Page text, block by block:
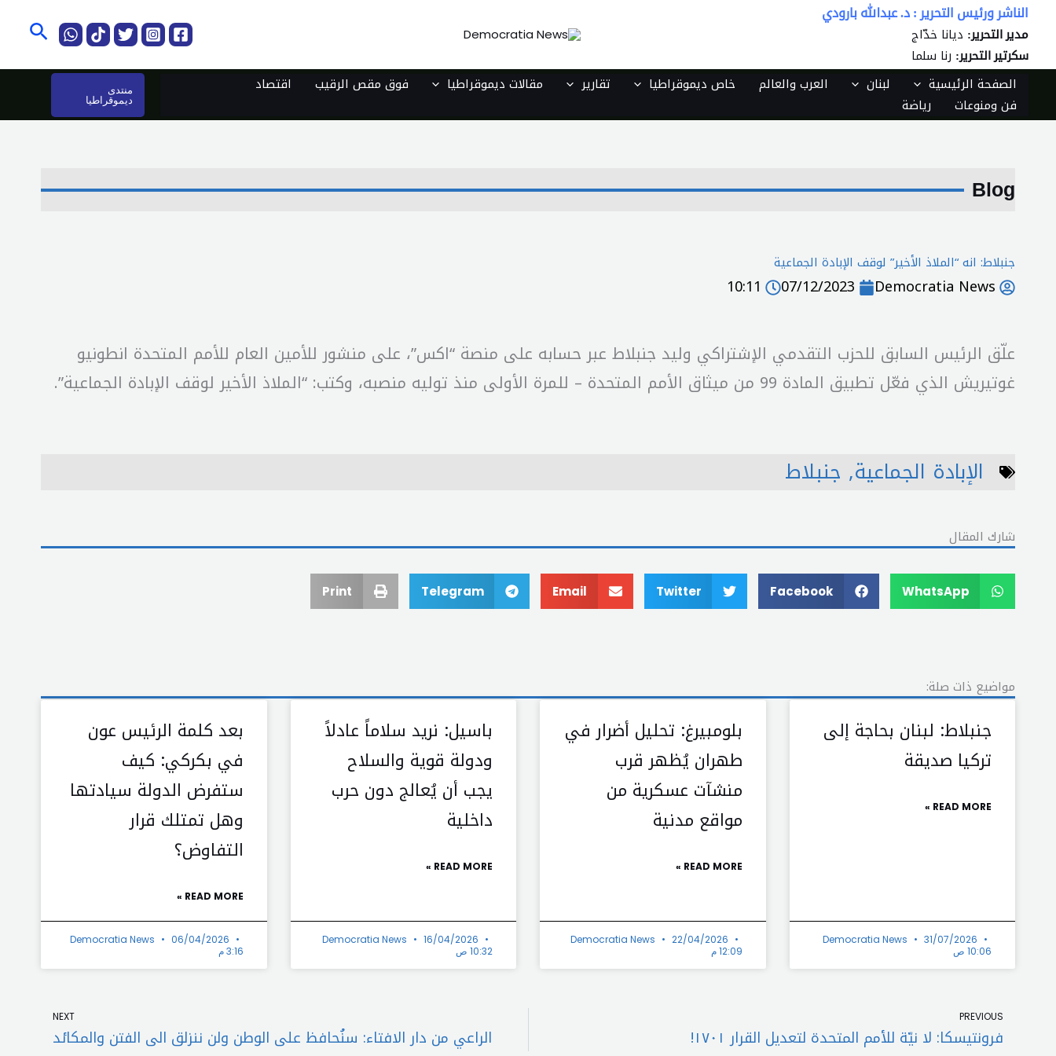
تخطي
المحتوى
الناشر ورئيس التحرير : د. عبدالله بارودي
مدير التحرير: ديانا خدّاج
سكرتير التحرير: رنا سلما
الصفحة الرئيسية لبنان العرب والعالم خاص ديموقراطيا تقارير مقالات ديموقراطيا فوق مقص الرقيب
اقتصاد
فن ومنوعات
رياضة
منتدى
ديموقراطيا
Blog
جنبلاط: انه “الملاذ الأخير” لوقف الإبادة الجماعية
Democratia News
07/12/2023
10:11
علّق الرئيس السابق للحزب التقدمي الإشتراكي وليد جنبلاط ‏عبر حسابه على منصة “اكس”، على منشور للأمين العام ‏للأمم المتحدة انطونيو
غوتيريش الذي فعّل تطبيق المادة 99 ‏من ميثاق الأمم المتحدة – للمرة الأولى منذ توليه منصبه، ‏وكتب: “الملاذ الأخير لوقف الإبادة الجماعية”.‏
الإبادة الجماعية, جنبلاط
شارك المقال
WhatsApp
Facebook
Twitter
Email
Telegram
Print
مواضيع ذات صلة:
جنبلاط: لبنان بحاجة إلى
تركيا صديقة
READ MORE »
Democratia News
31/07/2026
10:06 ص
بلومبيرغ: تحليل أضرار في
طهران يُظهر قرب
منشآت عسكرية من
مواقع مدنية
READ MORE »
Democratia News
22/04/2026
12:09 م
باسيل: نريد سلاماً عادلاً
ودولة قوية والسلاح
يجب أن يُعالج دون حرب
داخلية
READ MORE »
Democratia News
16/04/2026
10:32 ص
بعد كلمة الرئيس عون
في بكركي: كيف
ستفرض الدولة سيادتها
وهل تمتلك قرار
التفاوض؟
READ MORE »
Democratia News
06/04/2026
3:16 م
PREVIOUS
فرونتيسكا: لا نيّة للأمم المتحدة لتعديل القرار ١٧٠١!
NEXT
الراعي من دار الافتاء: سنُحافظ على الوطن ولن ننزلق الى الفتن والمكائد